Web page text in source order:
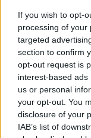
If you wish to opt-
processing of your
targeted
section to confirm
opt-out request is
interest-based
us or personal
your opt-out. You
disclosure of your
IAB’s list of
matchar du